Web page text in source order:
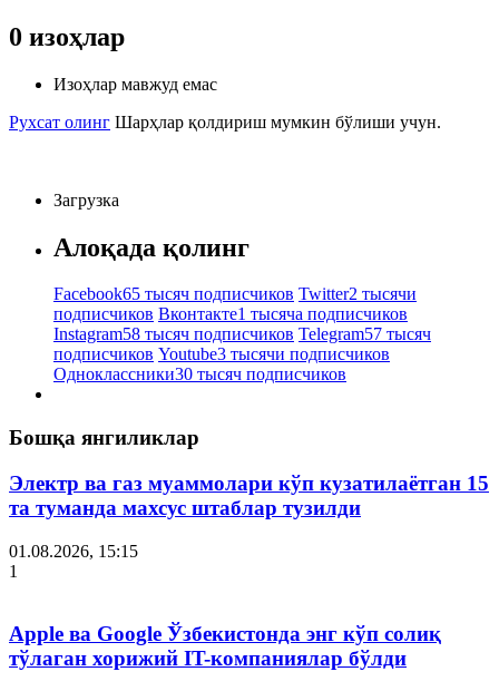
0 изоҳлар
Изоҳлар мавжуд емас
Рухсат олинг Шарҳлар қолдириш мумкин бўлиши учун.
Загрузка
Алоқада қолинг
Facebook65 тысяч подписчиков Twitter2 тысячи
подписчиков Вконтакте1 тысяча подписчиков
Instagram58 тысяч подписчиков Telegram57 тысяч
подписчиков Youtube3 тысячи подписчиков
Одноклассники30 тысяч подписчиков
Бошқа янгиликлар
Электр ва газ муаммолари кўп кузатилаётган 15
та туманда махсус штаблар тузилди
01.08.2026, 15:15
1
Apple ва Google Ўзбекистонда энг кўп солиқ
тўлаган хорижий IT-компаниялар бўлди